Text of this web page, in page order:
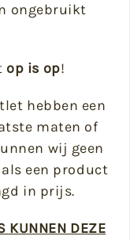
ongebruikt
op is op!
hebben een
maten of
wij geen
een product
in prijs.
KUNNEN DEZE